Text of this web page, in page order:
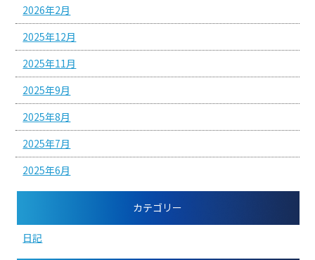
2026年2月
2025年12月
2025年11月
2025年9月
2025年8月
2025年7月
2025年6月
カテゴリー
日記